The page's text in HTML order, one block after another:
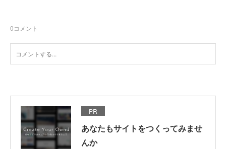
0コメント
PR
あなたもサイトをつくってみませ
んか